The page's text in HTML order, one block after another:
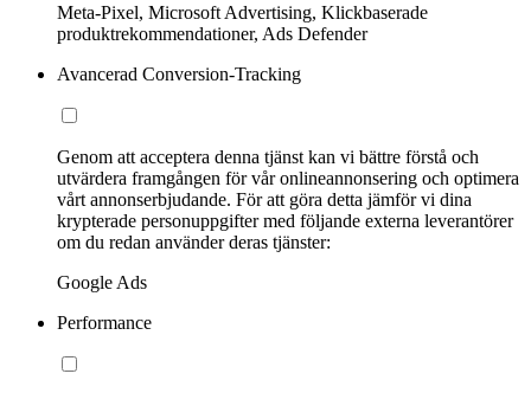
Meta-Pixel, Microsoft Advertising, Klickbaserade
produktrekommendationer, Ads Defender
Avancerad Conversion-Tracking
Genom att acceptera denna tjänst kan vi bättre förstå och
utvärdera framgången för vår onlineannonsering och optimera
vårt annonserbjudande. För att göra detta jämför vi dina
krypterade personuppgifter med följande externa leverantörer
om du redan använder deras tjänster:
Google Ads
Performance